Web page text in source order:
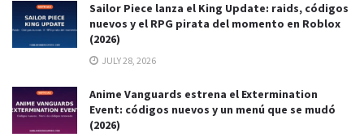
Sailor Piece lanza el King Update: raids, códigos
nuevos y el RPG pirata del momento en Roblox
(2026)
JULY 28, 2026
Anime Vanguards estrena el Extermination
Event: códigos nuevos y un menú que se mudó
(2026)